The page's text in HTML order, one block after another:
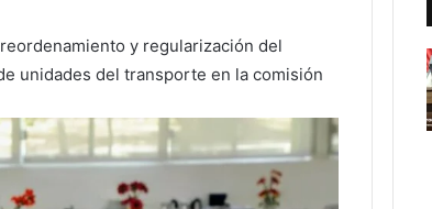
y regularización del
unidades del transporte en la comisión